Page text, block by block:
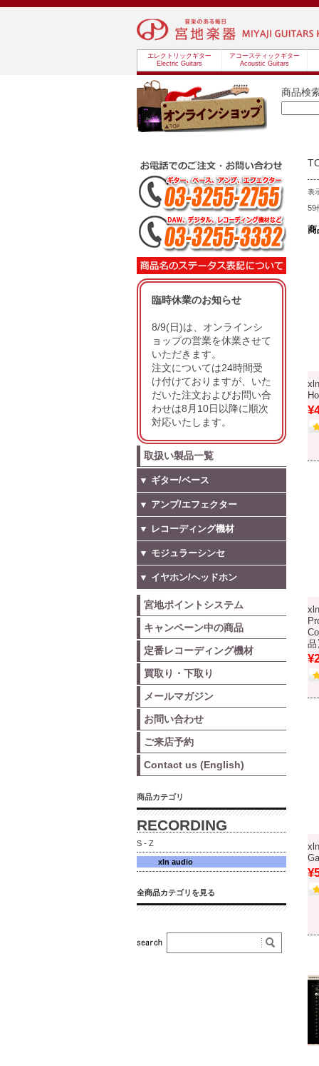
エレクトリックギター
Electric Guitars
アコースティックギター
Acoustic Guitars
商品検
表
59
商
品
臨時休業のお知らせ
8/9(日)は、オンラインシ
ョップの営業を休業させて
いただきます。
注文については24時間受
け付けておりますが、いた
だいた注文およびお問い合
わせは8月10日以降に順次
対応いたします。
取扱い製品一覧
▼ ギター/ベース
▼ アンプ/エフェクター
▼ レコーディング機材
▼ モジュラーシンセ
▼ イヤホン/ヘッドホン
宮地ポイントシステム
キャンペーン中の商品
定番レコーディング機材
買取り・下取り
メールマガジン
お問い合わせ
ご来店予約
Contact us (English)
商品カテゴリ
RECORDING
S - Z
xln audio
全商品カテゴリを見る